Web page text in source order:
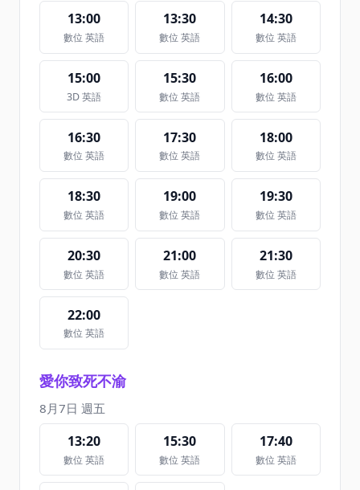
13:00
數位 英語
13:30
數位 英語
14:30
數位 英語
15:00
3D 英語
15:30
數位 英語
16:00
數位 英語
16:30
數位 英語
17:30
數位 英語
18:00
數位 英語
18:30
數位 英語
19:00
數位 英語
19:30
數位 英語
20:30
數位 英語
21:00
數位 英語
21:30
數位 英語
22:00
數位 英語
愛你致死不渝
8月7日 週五
13:20
數位 英語
15:30
數位 英語
17:40
數位 英語